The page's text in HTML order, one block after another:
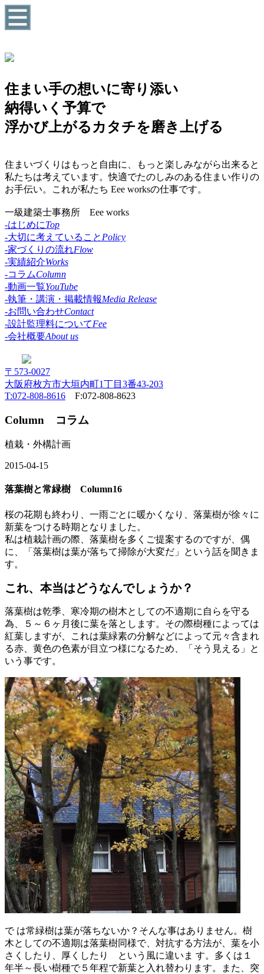
住まい手の想いに寄り添い
納得いく予算で
浮かび上がるカタチを磨き上げる
住まいづくりはもっと自由に、もっと楽しみながら出来ると
私たちは考えています。快適でたのしみのある住まい作りの
お手伝い。これが私たち Eee worksの仕事です。
一級建築士事務所 Eee works
-はじめにTop
-大切に考えていること Policy
-家づくりの流れFlow
-実績紹介Works
-コラムColumn
-動画一覧YouTube
-執筆・講演・掲載情報Media Release
-お問い合わせContact
-設計監理料についてFee
-会社概要About us
〒573-0027
大阪府枚方市大垣内町1丁目3番43-203
T:072-808-8616
F:072-808-8623
Column コラム
植栽・外構計画
2015-04-15
落葉樹と常緑樹 Column16
桜の花期も終わり、一雨ごとに暖かくなり、落葉樹が徐々に
新葉をつける時期となりました。
私は植栽計画の際、落葉樹を多くご提案するのですが、偶
に、「落葉樹は葉が落ちて掃除が大変だ」という話を聞きま
す。
これ、本当はどうなんでしょうか？
落葉樹は乾季、寒冷期の樹木としての不適期に自らを守る
為、５～６ヶ月後に葉を落とします。その際樹種によっては
紅葉しますが、これは葉緑素の分解などによって元々含まれ
る赤、黄色の色素が目立つ様になるため、「そう見える」と
いう事です。
で は常緑樹は葉が落ちないか？そんな事はありません。樹
木としての不適期は落葉樹同様で、対抗する方法が、葉を小
さくしたり、厚くしたり という風に違いま す。多くは１
年半～長い樹種で５年程で新葉と入れ替わります。また、突